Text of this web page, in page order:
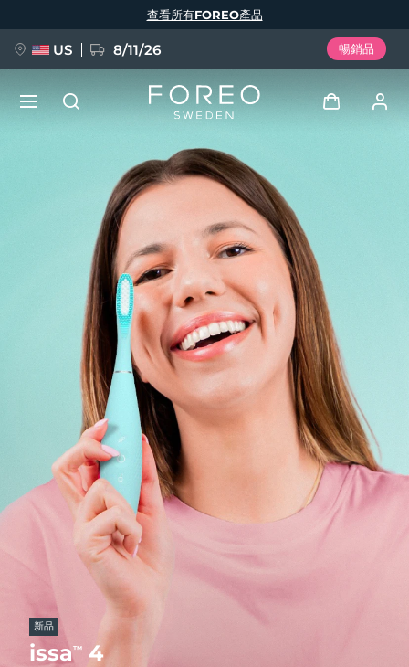
新品
issa™ 4
查看所有FOREO產品
US 8/11/26 暢銷品
我的訂單
我的地址
我的訂閱
FAQ™ Pure Beauty-Tech Elixir
BREAKING NEWS
issa™ Teeth Whitening Set
FAQ™ Dual LED Panel
熱門產品
特別優惠
Deutsch
Español
Français
Italiano
Português
Svenska
Русский
简体中文 繁體中文
發貨國家
美國 預計送達日期11/08/2026
預計送達日期 10/08/2026
西班牙 預計送達日期
澳洲
法國